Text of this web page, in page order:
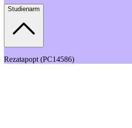
Studienarm
Rezatapopt (PC14586)